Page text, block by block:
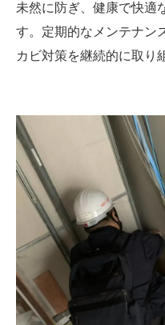
未然に防ぎ、健康で快適
す。定期的なメンテナン
カビ対策を継続的に取り